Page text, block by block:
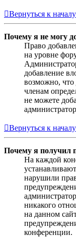
Вернуться к началу
Почему я не могу
Право
на уровне
добавление
возможно, что
членам
не можете
Вернуться к началу
Почему я получил
На каждой
нарушили
никакого
на данном
конференции.